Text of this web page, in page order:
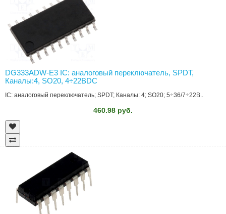
DG333ADW-E3 IC: аналоговый переключатель, SPDT,
Каналы:4, SO20, 4÷22ВDC
IC: аналоговый переключатель; SPDT; Каналы: 4; SO20; 5÷36/7÷22В..
460.98 руб.